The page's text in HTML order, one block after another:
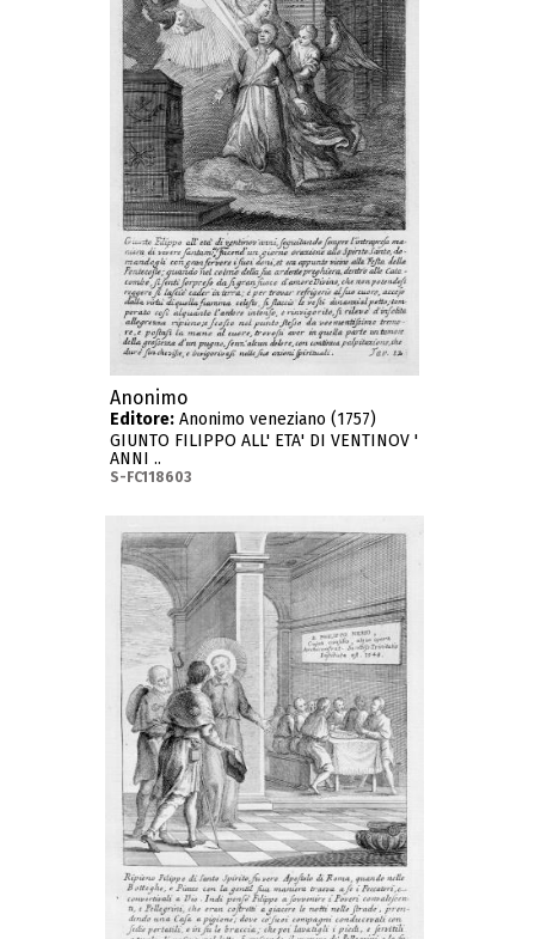
Anonimo
Editore:Anonimo veneziano (1757)
GIUNTO FILIPPO ALL' ETA' DI VENTINOV '
ANNI ..
S-FC118603